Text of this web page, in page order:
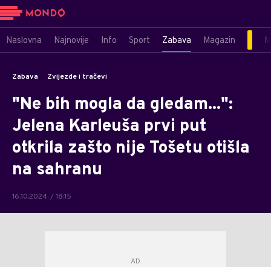
Naslovna Najnovije Info Sport Zabava Magazin
Zabava Zvijezde i tračevi
"Ne bih mogla da gledam...":
Jelena Karleuša prvi put
otkrila zašto nije Tošetu otišla
na sahranu
16.10.2024. / 18:15